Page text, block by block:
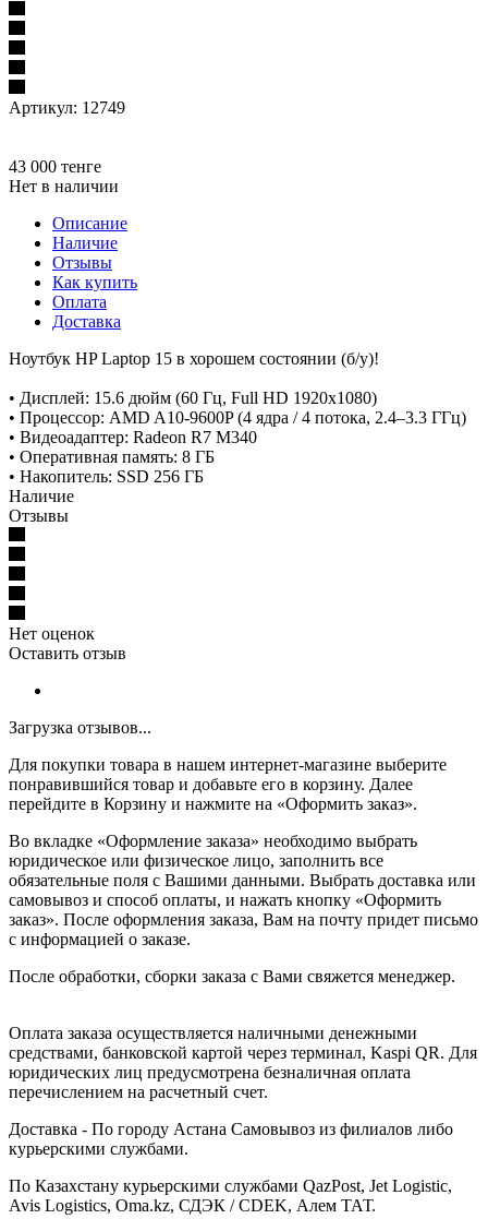
Артикул: 12749
43 000 тенге
Нет в наличии
Описание
Наличие
Отзывы
Как купить
Оплата
Доставка
Ноутбук HP Laptop 15 в хорошем состоянии (б/у)!
• Дисплей: 15.6 дюйм (60 Гц, Full HD 1920x1080)
• Процессор: AMD A10-9600P (4 ядра / 4 потока, 2.4–3.3 ГГц)
• Видеоадаптер: Radeon R7 M340
• Оперативная память: 8 ГБ
• Накопитель: SSD 256 ГБ
Наличие
Отзывы
Нет оценок
Оставить отзыв
Загрузка отзывов...
Для покупки товара в нашем интернет-магазине выберите
понравившийся товар и добавьте его в корзину. Далее
перейдите в Корзину и нажмите на «Оформить заказ».
Во вкладке «Оформление заказа» необходимо выбрать
юридическое или физическое лицо, заполнить все
обязательные поля с Вашими данными. Выбрать доставка или
самовывоз и способ оплаты, и нажать кнопку «Оформить
заказ». После оформления заказа, Вам на почту придет письмо
с информацией о заказе.
После обработки, сборки заказа с Вами свяжется менеджер.
Оплата заказа осуществляется наличными денежными
средствами, банковской картой через терминал, Kaspi QR. Для
юридических лиц предусмотрена безналичная оплата
перечислением на расчетный счет.
Доставка - По городу Астана Самовывоз из филиалов либо
курьерскими службами.
По Казахстану курьерскими службами QazPost, Jet Logistic,
Avis Logistics, Oma.kz, СДЭК / CDEK, Алем ТАТ.